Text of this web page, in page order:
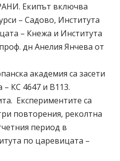
Екипът включва
– Садово, Института
– Кнежа и Института
дн Анелия Янчева от
академия са засети
– КС 4647 и В113.
Експериментите са
повторения, реколтна
период в
по царевицата –